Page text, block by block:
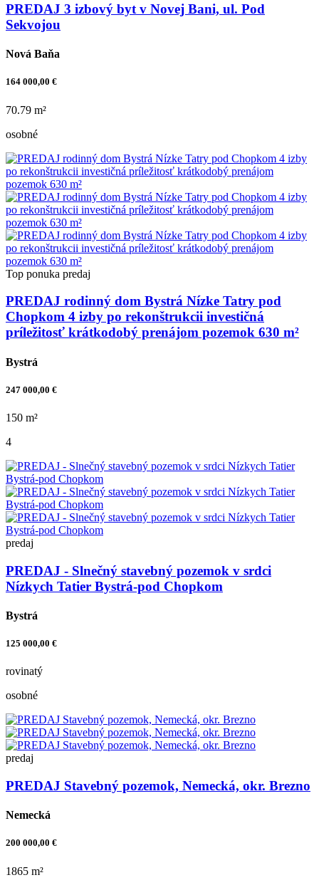
PREDAJ 3 izbový byt v Novej Bani, ul. Pod
Sekvojou
Nová Baňa
164 000,00 €
70.79 m²
osobné
Top ponuka predaj
PREDAJ rodinný dom Bystrá Nízke Tatry pod
Chopkom 4 izby po rekonštrukcii investičná
príležitosť krátkodobý prenájom pozemok 630 m²
Bystrá
247 000,00 €
150 m²
4
predaj
PREDAJ - Slnečný stavebný pozemok v srdci
Nízkych Tatier Bystrá-pod Chopkom
Bystrá
125 000,00 €
rovinatý
osobné
predaj
PREDAJ Stavebný pozemok, Nemecká, okr. Brezno
Nemecká
200 000,00 €
1865 m²